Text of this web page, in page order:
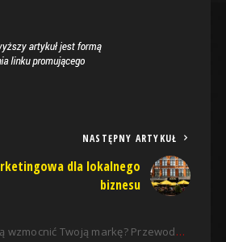
NASTĘPNY ARTYKUŁ
dla lokalnego
biznesu
markę? Przewodnik po efektywnym marketingu